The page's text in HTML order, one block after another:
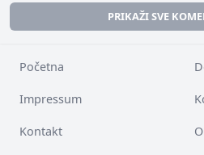
PRIKAŽI SVE
Početna
Impressum
Kontakt